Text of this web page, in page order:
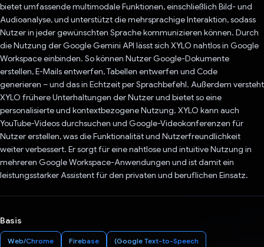
bietet umfassende multimodale Funktionen, einschließlich Bild- und
Audioanalyse, und unterstützt die mehrsprachige Interaktion, sodass
Nutzer in jeder gewünschten Sprache kommunizieren können. Durch
die Nutzung der Google Gemini API lässt sich XYLO nahtlos in Google
Workspace einbinden. So können Nutzer Google-Dokumente
erstellen, E-Mails entwerfen, Tabellen entwerfen und Code
generieren – und das in Echtzeit per Sprachbefehl. Außerdem versteht
XYLO frühere Unterhaltungen der Nutzer und bietet so eine
personalisierte und kontextbezogene Nutzung. XYLO kann auch
YouTube-Videos durchsuchen und Google-Videokonferenzen für
Nutzer erstellen, was die Funktionalität und Nutzerfreundlichkeit
weiter verbessert. Er sorgt für eine nahtlose und intuitive Nutzung in
mehreren Google Workspace-Anwendungen und ist damit ein
leistungsstarker Assistent für den privaten und beruflichen Einsatz.
Basis
Web/Chrome Firebase (Google Text-to-Speech